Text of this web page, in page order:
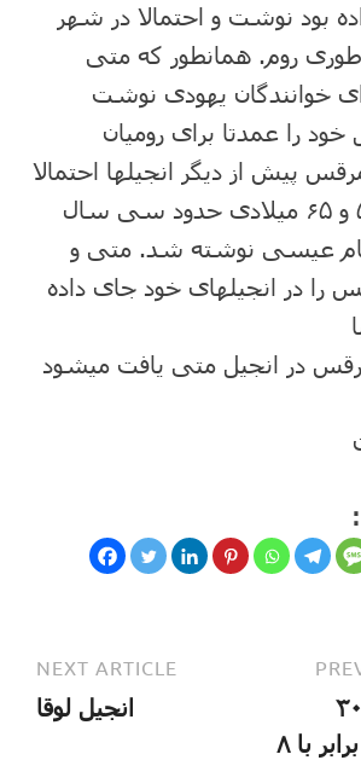
بود نوشت و احتمالا در شهر
روم. همانطور که متی
خوانندگان یهودی نوشت
را عمدتا برای رومیان
پیش از دیگر انجیلها احتمالا
بین سالهای ۵۵ و ۶۵ میلادی حدود سی سال
عیسی نوشته شد. متی و
را در انجیلهای خود جای داده
در انجیل متی یافت میشود
آیه قوت شنبه ۳۰
سپتامبر ۲۰۱۷ برابر با ۸
NEXT ARTICLE
انجیل لوقا